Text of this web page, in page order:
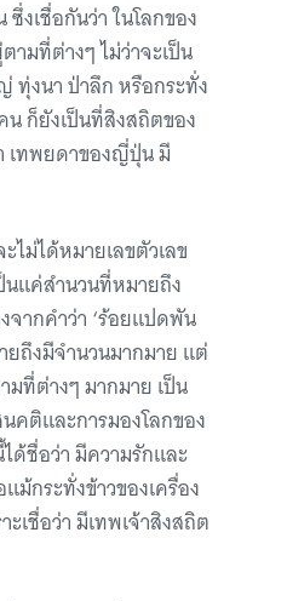
งเชื่อกันว่า ในโลกของ
ามที่ต่างๆ ไม่ว่าจะเป็น
ทุ่งนา ป่าลึก หรือกระทั่ง
ก็ยังเป็นที่สิงสถิตของ
เทพยดาของญี่ปุ่น มี
ไม่ได้หมายเลขตัวเลข
แค่สำนวนที่หมายถึง
จากคำว่า ‘ร้อยแปดพัน
ยถึงมีจำนวนมากมาย แต่
ที่ต่างๆ มากมาย เป็น
คติและการมองโลกของ
ชื่อว่า มีความรักและ
ม้กระทั่งข้าวของเครื่อง
ะเชื่อว่า มีเทพเจ้าสิงสถิต